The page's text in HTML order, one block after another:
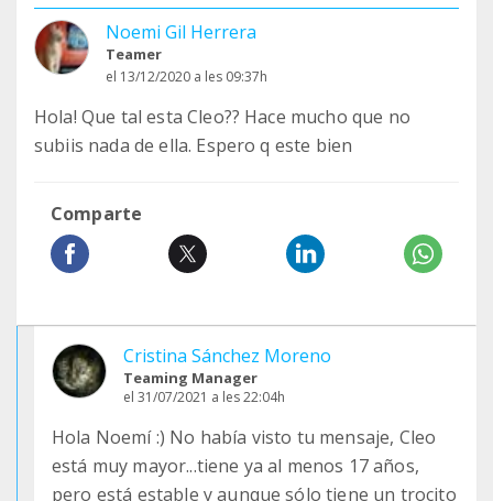
Noemi Gil Herrera
Teamer
el 13/12/2020 a les 09:37h
Hola! Que tal esta Cleo?? Hace mucho que no
subiis nada de ella. Espero q este bien
Comparte
Cristina Sánchez Moreno
Teaming Manager
el 31/07/2021 a les 22:04h
Hola Noemí :) No había visto tu mensaje, Cleo
está muy mayor...tiene ya al menos 17 años,
pero está estable y aunque sólo tiene un trocito